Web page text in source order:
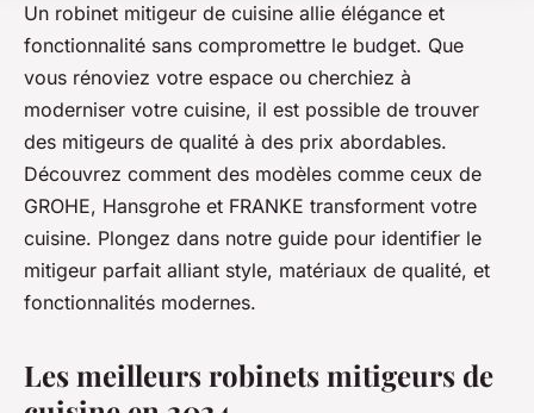
Un robinet mitigeur de cuisine allie élégance et
fonctionnalité sans compromettre le budget. Que
vous rénoviez votre espace ou cherchiez à
moderniser votre cuisine, il est possible de trouver
des mitigeurs de qualité à des prix abordables.
Découvrez comment des modèles comme ceux de
GROHE, Hansgrohe et FRANKE transforment votre
cuisine. Plongez dans notre guide pour identifier le
mitigeur parfait alliant style, matériaux de qualité, et
fonctionnalités modernes.
Les meilleurs robinets mitigeurs de